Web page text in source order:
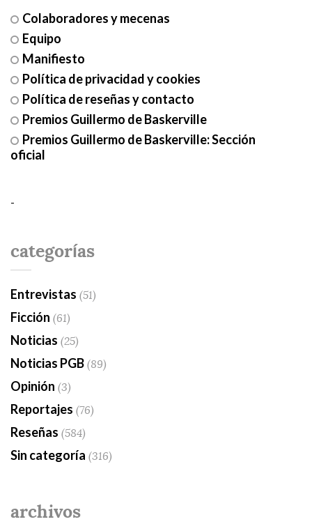
Colaboradores y mecenas
Equipo
Manifiesto
Política de privacidad y cookies
Política de reseñas y contacto
Premios Guillermo de Baskerville
Premios Guillermo de Baskerville: Sección
oficial
-
categorías
Entrevistas (51)
Ficción (61)
Noticias (25)
Noticias PGB(89)
Opinión (3)
Reportajes (76)
Reseñas (584)
Sin categoría (316)
archivos